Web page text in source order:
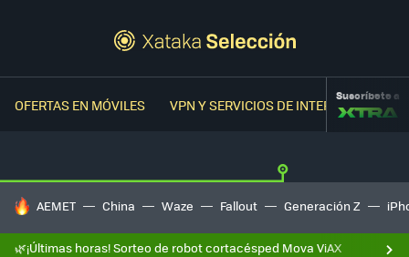
OFERTAS EN MÓVILES VPN Y SERVICIOS DE INTERNETSuscríbete a
HOY SE HABLA DE
AEMET China Waze Fallout Generación Z
🌿¡Últimas horas! Sorteo de robot cortacésped Mova ViAX